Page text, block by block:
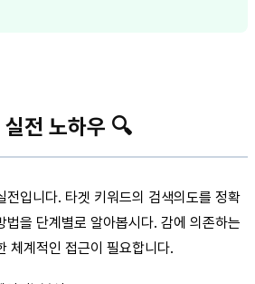
전 노하우 🔍
전입니다. 타겟 키워드의 검색의도를 정확
법을 단계별로 알아봅시다. 감에 의존하는
체계적인 접근이 필요합니다.